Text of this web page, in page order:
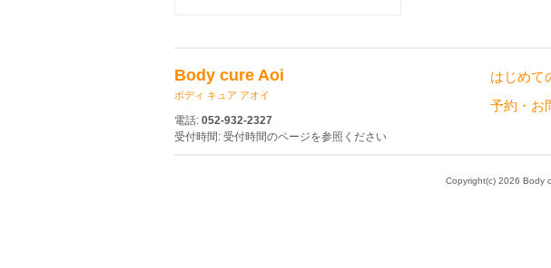
Body cure Aoi
ボディ キュア アオイ
電話: 052-932-2327
受付時間: 受付時間のページを参照ください
はじめて
予約・お
Copyright(c) 2026 Body